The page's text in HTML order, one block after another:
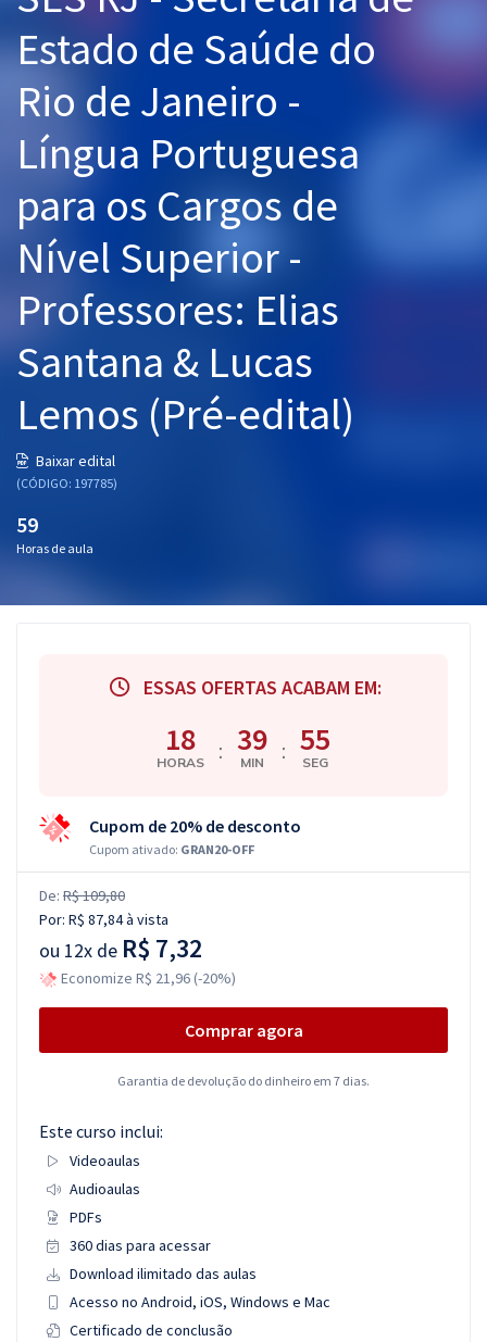
Graduação
Mentorias
Questões grátis
Conteúdo gratuito
Blog
Aprovados
Atendimento
Estado de Saúde do
Rio de Janeiro -
Língua Portuguesa
para os Cargos de
Nível Superior -
Professores: Elias
Santana & Lucas
Lemos (Pré-edital)
Baixar edital
(CÓDIGO: 197785)
59
Horas de aula
ESSAS OFERTAS ACABAM EM:
18
HORAS : 39
MIN : 54
SEG
Cupom de 20% de desconto
Cupom ativado: GRAN20-OFF
De: R$ 109,80
Por: R$ 87,84à vista
ou 12x de R$ 7,32
Economize R$ 21,96 (-20%)
Comprar agora
Garantia de devolução do dinheiro em 7 dias.
Este curso inclui:
Videoaulas
Audioaulas
PDFs
360 dias para acessar
Download ilimitado das aulas
Acesso no Android, iOS, Windows e Mac
Certificado de conclusão